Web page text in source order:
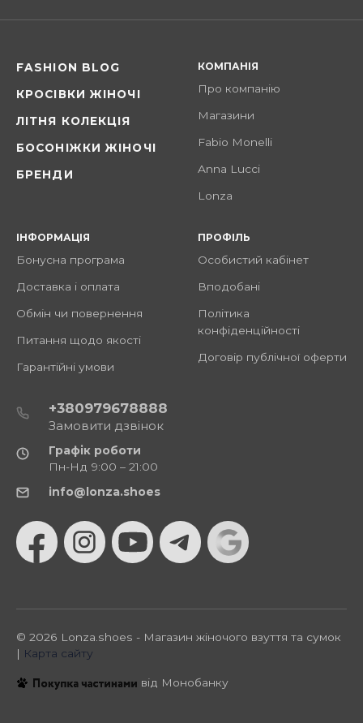
FASHION BLOG
КРОСІВКИ ЖІНОЧІ
ЛІТНЯ КОЛЕКЦІЯ
БОСОНІЖКИ ЖІНОЧІ
БРЕНДИ
КОМПАНІЯ
Про компанію
Магазини
Fabio Monelli
Anna Lucci
Lonza
ІНФОРМАЦІЯ
Бонусна програма
Доставка і оплата
Обмін чи повернення
Питання щодо якості
Гарантійні умови
ПРОФІЛЬ
Особистий кабінет
Вподобані
Політика
конфіденційності
Договір публічної оферти
+380979678888
Замовити дзвінок
Графік роботи
Пн-Нд 9:00 – 21:00
info@lonza.shoes
© 2026 Lonza.shoes - Магазин жіночого взуття та сумок
| Карта сайту
від Монобанку